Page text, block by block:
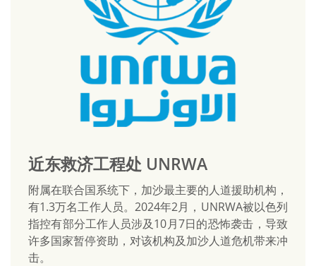
近东救济工程处 UNRWA
附属在联合国系统下，加沙最主要的人道援助机构，
有1.3万名工作人员。2024年2月，UNRWA被以色列
指控有部分工作人员涉及10月7日的恐怖袭击，导致
许多国家暂停资助，对该机构及加沙人道危机带来冲
击。